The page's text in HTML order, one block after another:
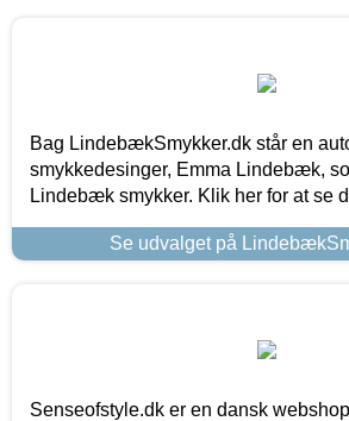
Bag LindebækSmykker.dk står en
smykkedesinger, Emma Lindebæk,
Lindebæk smykker. Klik her for at se
Se udvalget på
Senseofstyle.dk er en dansk